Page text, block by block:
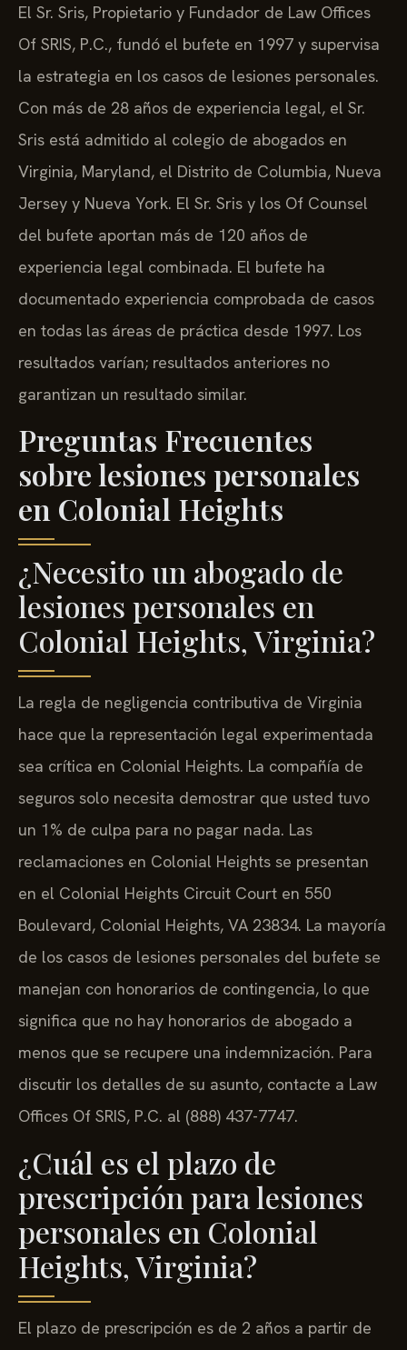
El Sr. Sris, Propietario y Fundador de Law Offices
Of SRIS, P.C., fundó el bufete en 1997 y supervisa
la estrategia en los casos de lesiones personales.
Con más de 28 años de experiencia legal, el Sr.
Sris está admitido al colegio de abogados en
Virginia, Maryland, el Distrito de Columbia, Nueva
Jersey y Nueva York. El Sr. Sris y los Of Counsel
del bufete aportan más de 120 años de
experiencia legal combinada. El bufete ha
documentado experiencia comprobada de casos
en todas las áreas de práctica desde 1997. Los
resultados varían; resultados anteriores no
garantizan un resultado similar.
Preguntas Frecuentes
sobre lesiones personales
en Colonial Heights
¿Necesito un abogado de
lesiones personales en
Colonial Heights, Virginia?
La regla de negligencia contributiva de Virginia
hace que la representación legal experimentada
sea crítica en Colonial Heights. La compañía de
seguros solo necesita demostrar que usted tuvo
un 1% de culpa para no pagar nada. Las
reclamaciones en Colonial Heights se presentan
en el Colonial Heights Circuit Court en 550
Boulevard, Colonial Heights, VA 23834. La mayoría
de los casos de lesiones personales del bufete se
manejan con honorarios de contingencia, lo que
significa que no hay honorarios de abogado a
menos que se recupere una indemnización. Para
discutir los detalles de su asunto, contacte a Law
Offices Of SRIS, P.C. al (888) 437-7747.
¿Cuál es el plazo de
prescripción para lesiones
personales en Colonial
Heights, Virginia?
El plazo de prescripción es de 2 años a partir de